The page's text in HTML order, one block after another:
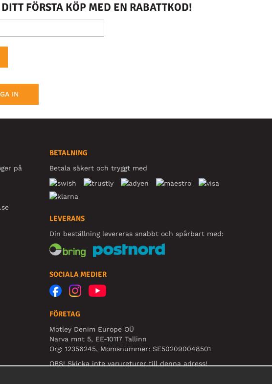
FÖRSTA KÖP MED EN RABATTKOD!
IN
på
BETALNING
Betala säkert och tryggt med
LEVERANS
Din beställning levereras snabbt och spårbart med:
SOCIALA MEDIER
FÖRETAG
Motley Denim Europe OÜ
Narva mnt 5, EE-10117 Tallinn
Org: 12356245, Momsnummer: SE502090048501
OBS! Skicka inte varureturer till denna adress!